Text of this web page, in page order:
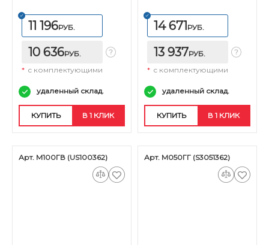
11 196РУБ.
10 636РУБ.
* с комплектующими
удаленный склад.
КУПИТЬ В 1 КЛИК
14 671РУБ.
13 937РУБ.
* с комплектующими
удаленный склад.
КУПИТЬ В 1 КЛИК
Арт. М100ГВ (US100362) Арт. М050ГГ (S3051362)